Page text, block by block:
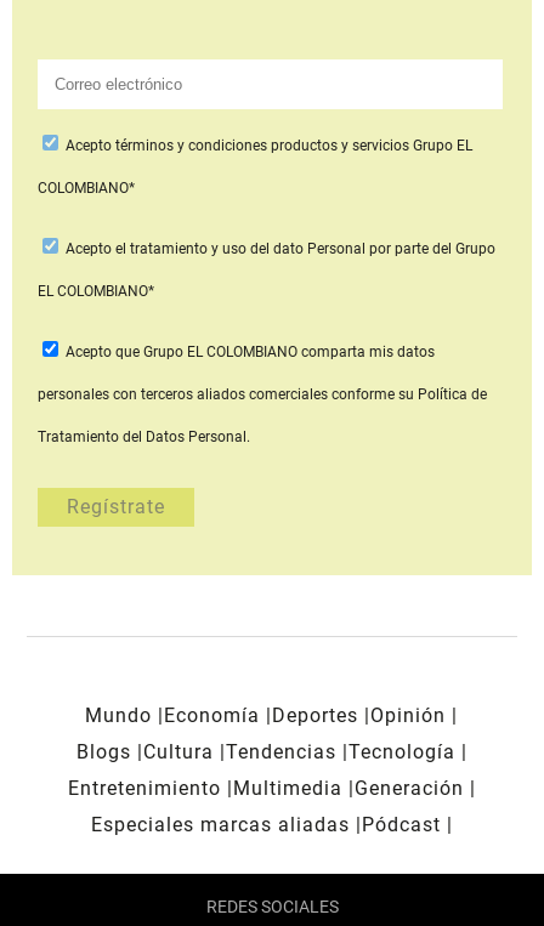
Aceptotérminos y condiciones productos y serviciosGrupo EL
COLOMBIANO*
Acepto el tratamiento y uso del dato Personal por parte del Grupo
EL COLOMBIANO*
Acepto que Grupo EL COLOMBIANOcomparta mis datos
personales con terceros aliados comerciales conforme su Política de
Tratamiento del Datos Personal.
Mundo Economía Deportes
Opinión
Blogs
Cultura Tendencias Tecnología
Entretenimiento
Multimedia
Generación
Especiales marcas aliadas
Pódcast
REDES SOCIALES